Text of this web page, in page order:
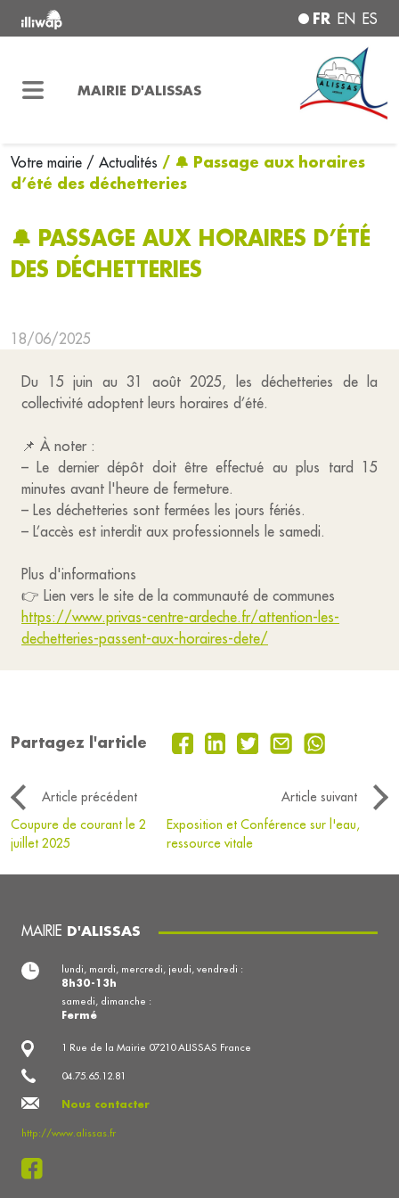
FR EN ES
MAIRIE D'ALISSAS
Votre mairie / Actualités / 🔔 Passage aux horaires
d’été des déchetteries
🔔 PASSAGE AUX HORAIRES D’ÉTÉ
DES DÉCHETTERIES
18/06/2025
Du 15 juin au 31 août 2025, les déchetteries de la
collectivité adoptent leurs horaires d’été.
📌 À noter :
– Le dernier dépôt doit être effectué au plus tard 15
minutes avant l'heure de fermeture.
– Les déchetteries sont fermées les jours fériés.
– L’accès est interdit aux professionnels le samedi.
Plus d'informations
👉 Lien vers le site de la communauté de communes
https://www.privas-centre-ardeche.fr/attention-les-
dechetteries-passent-aux-horaires-dete/
Partagez l'article
Article précédent
Article suivant
Coupure de courant le 2
juillet 2025
Exposition et Conférence sur l'eau,
ressource vitale
MAIRIE D'ALISSAS
1 Rue de la Mairie 07210 ALISSAS France
04.75.65.12.81
Nous contacter
http://www.alissas.fr
lundi, mardi, mercredi, jeudi, vendredi :
8h30-13h
samedi, dimanche :
Fermé